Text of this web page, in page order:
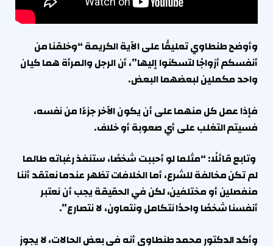
وأوضح طنطاوي تعليقًا على الآية الكريمة “وخلقنا من
أنفسكم أزواجًا لتسكنوا إليها”، أن الرجل والمرأة هما كيان
واحد مكملين لبعضهما البعض.
فإذا عمل كل منهما على أن يكون الآخر جزءًا من نفسه،
فسيتم التغلب على أي صعوبة أو خلاف.
وتابع قائلًا: “مثلما لو أحببت شخصًا، ستنفذ رغباته طالما
لم تكن مخالفة للشرع، أما الخلافات تظهر عندما نعتقد أننا
منفصلين أو مختلفين، لكن في الحقيقة يجب أن نعتبر
أنفسنا شخصًا واحدًا نتكامل ونتعاون، لا نتصارع”.
وأكد الدكتور محمد طنطاوي أنه في بعض الحالات، لا يجوز